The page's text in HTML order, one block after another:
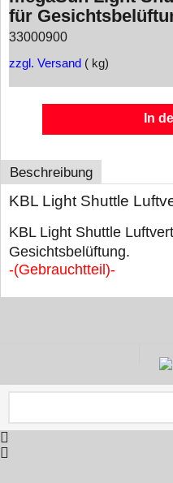
für
33000900
zzgl. Versand kg
In
Beschreibung
KBL Light Shuttle
KBL Light Shuttle
Gesichtsbelüftung.
-(Gebrauchtteil)-